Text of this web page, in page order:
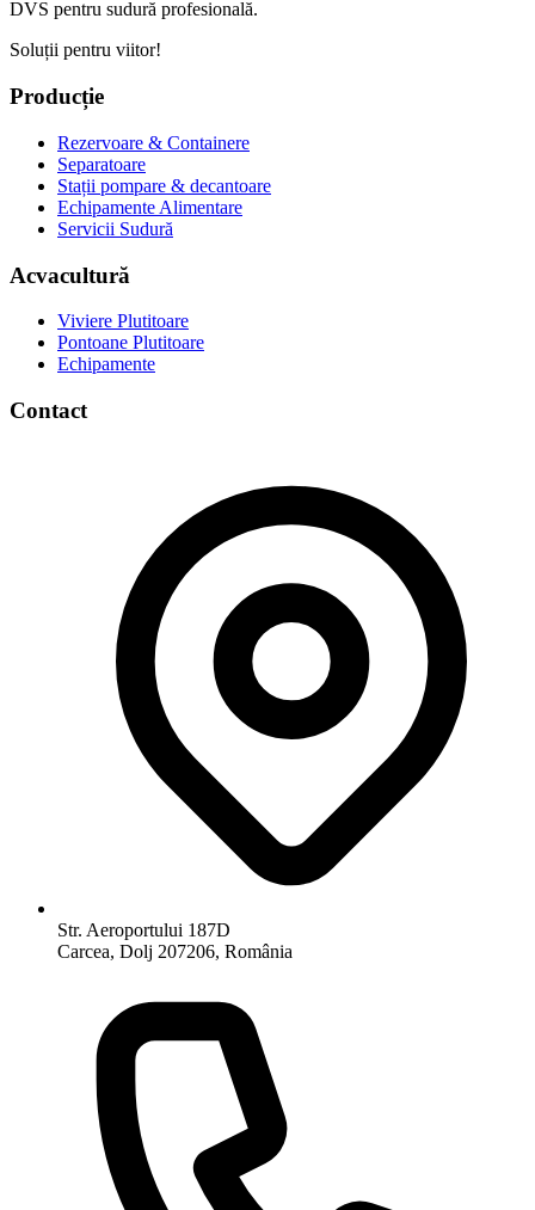
DVS pentru sudură profesională.
Soluții pentru viitor!
Producție
Rezervoare & Containere
Separatoare
Stații pompare & decantoare
Echipamente Alimentare
Servicii Sudură
Acvacultură
Viviere Plutitoare
Pontoane Plutitoare
Echipamente
Contact
Str. Aeroportului 187D
Carcea, Dolj 207206, România